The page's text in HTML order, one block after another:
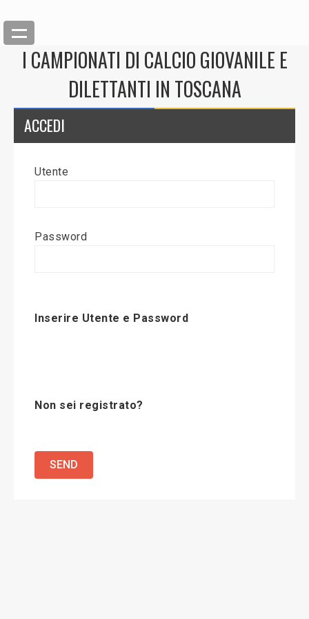
Back
Modifica News
I CAMPIONATI DI CALCIO GIOVANILE E
DILETTANTI IN TOSCANA
ACCEDI
Utente
Password
Inserire Utente e Password
Non sei registrato?